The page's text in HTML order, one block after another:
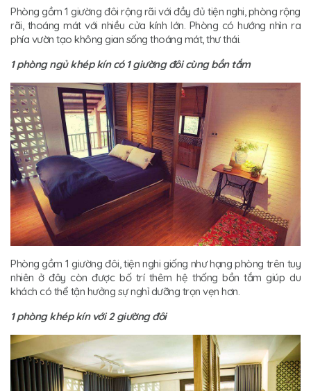
Phòng gồm 1 giường đôi rộng rãi với đầy đủ tiện nghi, phòng rộng
rãi, thoáng mát với nhiều cửa kính lớn. Phòng có hướng nhìn ra
phía vườn tạo không gian sống thoáng mát, thư thái.
1 phòng ngủ khép kín có 1 giường đôi cùng bồn tắm
Phòng gồm 1 giường đôi, tiện nghi giống như hạng phòng trên tuy
nhiên ở đây còn được bố trí thêm hệ thống bồn tắm giúp du
khách có thể tận hưởng sự nghỉ dưỡng trọn vẹn hơn.
1 phòng khép kín với 2 giường đôi